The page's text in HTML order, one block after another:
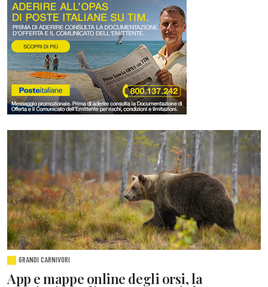
GRANDI CARNIVORI
App e mappe online degli orsi, la